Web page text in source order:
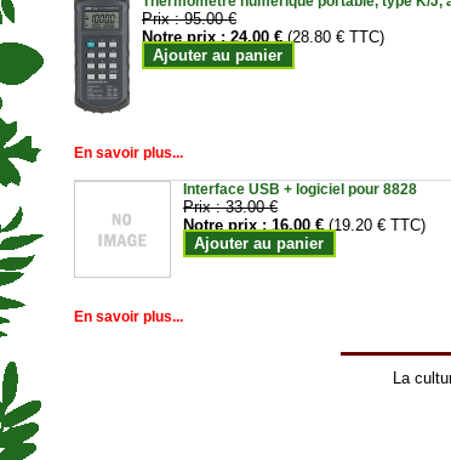
Prix :95.00 €
Notre prix :24.00 € (28.80 € TTC)
Ajouter au panier
En savoir plus...
Interface USB + logiciel pour 8828
Prix :33.00 €
Notre prix :16.00 € (19.20 € TTC)
Ajouter au panier
En savoir plus...
La